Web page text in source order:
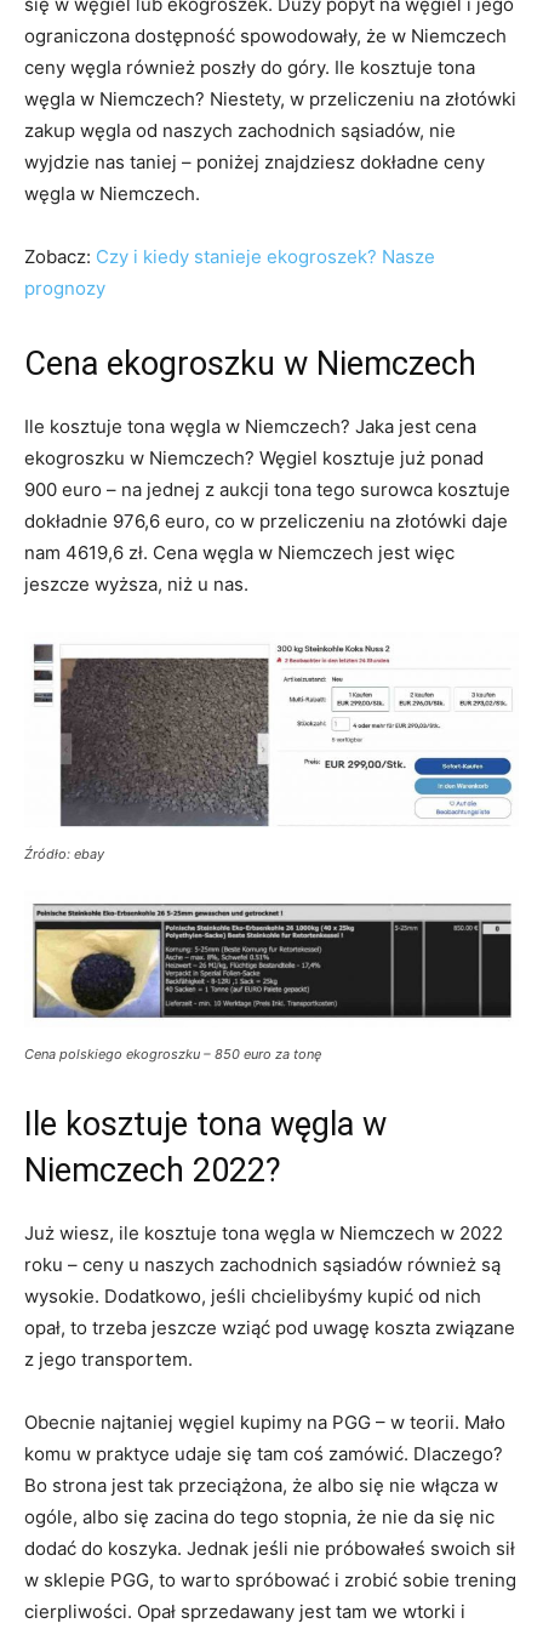
się w węgiel lub ekogroszek. Duży popyt na węgiel i jego
ograniczona dostępność spowodowały, że w Niemczech
ceny węgla również poszły do góry. Ile kosztuje tona
węgla w Niemczech? Niestety, w przeliczeniu na złotówki
zakup węgla od naszych zachodnich sąsiadów, nie
wyjdzie nas taniej – poniżej znajdziesz dokładne ceny
węgla w Niemczech.
Zobacz: Czy i kiedy stanieje ekogroszek? Nasze
prognozy
Cena ekogroszku w Niemczech
Ile kosztuje tona węgla w Niemczech? Jaka jest cena
ekogroszku w Niemczech? Węgiel kosztuje już ponad
900 euro – na jednej z aukcji tona tego surowca kosztuje
dokładnie 976,6 euro, co w przeliczeniu na złotówki daje
nam 4619,6 zł. Cena węgla w Niemczech jest więc
jeszcze wyższa, niż u nas.
Źródło: ebay
Cena polskiego ekogroszku – 850 euro za tonę
Ile kosztuje tona węgla w
Niemczech 2022?
Już wiesz, ile kosztuje tona węgla w Niemczech w 2022
roku – ceny u naszych zachodnich sąsiadów również są
wysokie. Dodatkowo, jeśli chcielibyśmy kupić od nich
opał, to trzeba jeszcze wziąć pod uwagę koszta związane
z jego transportem.
Obecnie najtaniej węgiel kupimy na PGG – w teorii. Mało
komu w praktyce udaje się tam coś zamówić. Dlaczego?
Bo strona jest tak przeciążona, że albo się nie włącza w
ogóle, albo się zacina do tego stopnia, że nie da się nic
dodać do koszyka. Jednak jeśli nie próbowałeś swoich sił
w sklepie PGG, to warto spróbować i zrobić sobie trening
cierpliwości. Opał sprzedawany jest tam we wtorki i